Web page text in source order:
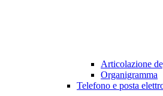
Articolazione
Organigramma
Telefono e posta